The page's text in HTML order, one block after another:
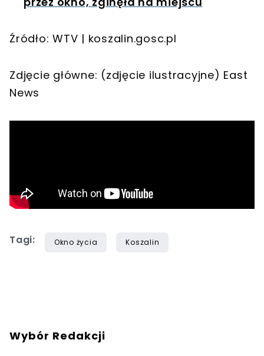
Źródło: WTV | koszalin.gosc.pl
Zdjęcie główne: (zdjęcie ilustracyjne) East
News
Tagi: Okno życia Koszalin
Wybór Redakcji